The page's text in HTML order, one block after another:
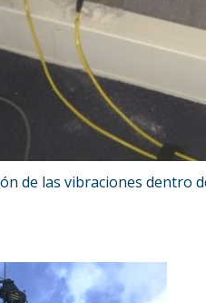
de las vibraciones dentro